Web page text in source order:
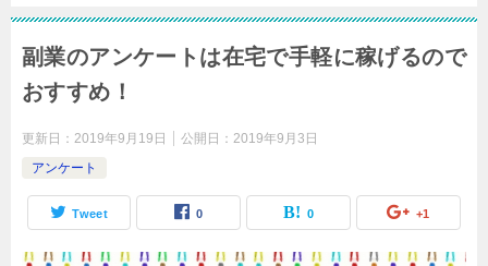
副業のアンケートは在宅で手軽に稼げるので
おすすめ！
更新日： 2019年9月19日 公開日： 2019年9月3日
アンケート
Tweet 0 0 +1